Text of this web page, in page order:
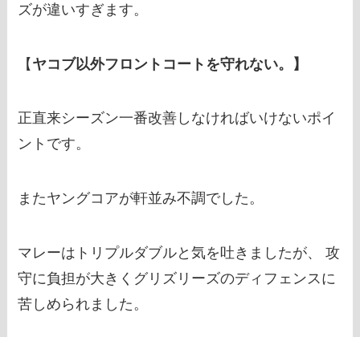
ズが違いすぎます。
【 ヤコブ以外フロントコートを守れない。】
正直来シーズン一番改善しなければいけないポイ
ントです。
またヤングコアが軒並み不調でした。
マレーはトリプルダブルと気を吐きましたが、 攻
守に負担が大きくグリズリーズのディフェンスに
苦しめられました。